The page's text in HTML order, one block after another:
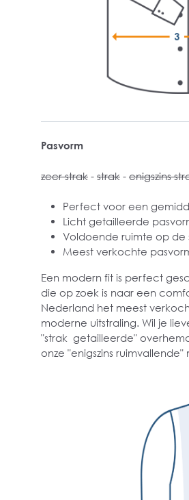
Pasvorm
zeer strak - strak - enigszins
Perfect voor een
Licht getailleerde
Voldoende ruimte op de
Meest verkochte
Een modern fit is perfect
die op zoek is naar een
Nederland het meest
moderne uitstraling. Wil je
"strak getailleerde"
onze "enigszins